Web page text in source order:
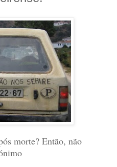
morte? Então, não